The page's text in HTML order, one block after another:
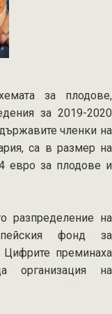
за плодове,
за 2019-2020
членки на
са в размер на
евро за плодове и
разпределение на
фонд за
Цифрите преминаха
организация на